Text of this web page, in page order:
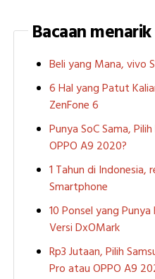
Bacaan menarik
Beli yang Mana, vivo
6 Hal yang Patut
ZenFone 6
Punya SoC Sama,
OPPO A9 2020?
1 Tahun di Indonesia,
Smartphone
10 Ponsel yang
Versi DxOMark
Rp3 Jutaan, Pilih
Pro atau OPPO A9